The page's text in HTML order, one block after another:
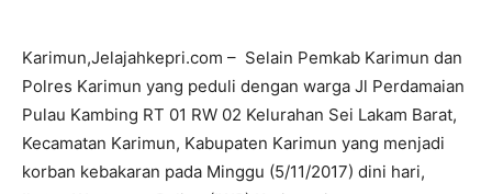
Karimun,Jelajahkepri.com – Selain Pemkab Karimun dan
Polres Karimun yang peduli dengan warga Jl Perdamaian
Pulau Kambing RT 01 RW 02 Kelurahan Sei Lakam Barat,
Kecamatan Karimun, Kabupaten Karimun yang menjadi
korban kebakaran pada Minggu (5/11/2017) dini hari,